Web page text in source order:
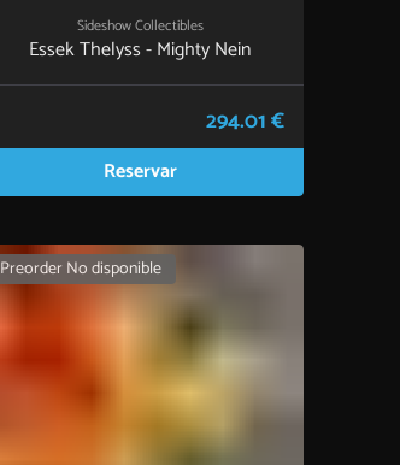
Sideshow Collectibles
Essek Thelyss - Mighty Nein
294.01 €
Reservar
Preorder No disponible